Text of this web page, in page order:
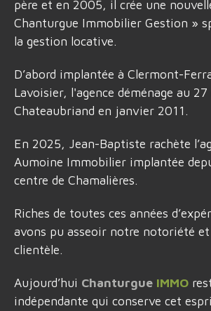
père et en 2005, il crée une
Chanturgue Immobilier Gestion »
la gestion locative.
D’abord implantée à Clermont-
Lavoisier, l'agence déménage au 27
Chateaubriand en janvier 2011.
En 2025, Jean-Baptiste rachète
Aumoine Immobilier implantée
centre de Chamalières.
Riches de toutes ces années
avons pu asseoir notre notoriété
clientèle.
Aujourd’hui Chanturgue IMMO
indépendante qui conserve cet